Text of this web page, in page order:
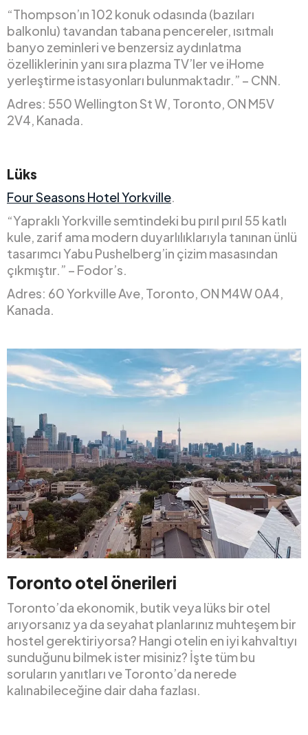
“Thompson’ın 102 konuk odasında (bazıları
balkonlu) tavandan tabana pencereler, ısıtmalı
banyo zeminleri ve benzersiz aydınlatma
özelliklerinin yanı sıra plazma TV’ler ve iHome
yerleştirme istasyonları bulunmaktadır.” – CNN.
Adres: 550 Wellington St W, Toronto, ON M5V
2V4, Kanada.
Lüks
Four Seasons Hotel Yorkville.
“Yapraklı Yorkville semtindeki bu pırıl pırıl 55 katlı
kule, zarif ama modern duyarlılıklarıyla tanınan ünlü
tasarımcı Yabu Pushelberg’in çizim masasından
çıkmıştır.” – Fodor’s.
Adres: 60 Yorkville Ave, Toronto, ON M4W 0A4,
Kanada.
Toronto otel önerileri
Toronto’da ekonomik, butik veya lüks bir otel
arıyorsanız ya da seyahat planlarınız muhteşem bir
hostel gerektiriyorsa? Hangi otelin en iyi kahvaltıyı
sunduğunu bilmek ister misiniz? İşte tüm bu
soruların yanıtları ve Toronto’da nerede
kalınabileceğine dair daha fazlası.